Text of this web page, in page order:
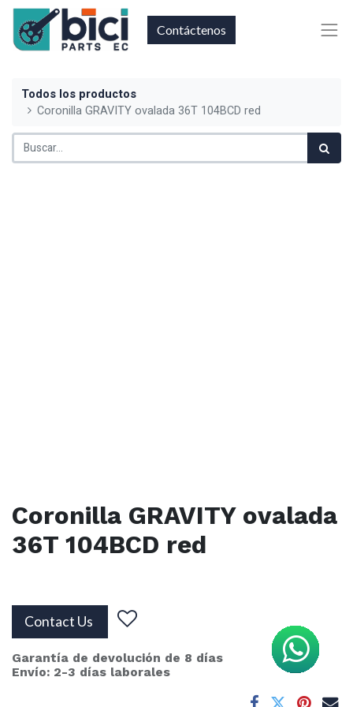
Contáctenos
Todos los productos
Coronilla GRAVITY ovalada 36T 104BCD red
Coronilla GRAVITY ovalada
36T 104BCD red
Contact Us
Garantía de devolución de 8 días
Envío: 2-3 días laborales